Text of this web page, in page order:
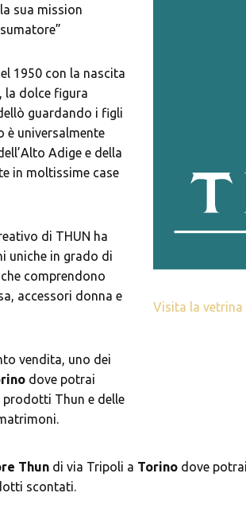
sua mission
1950 con la nascita
la dolce figura
guardando i figli
è universalmente
Adige e della
in moltissime case
di THUN ha
uniche in grado di
comprendono
accessori donna e
vendita, uno dei
dove potrai
Thun e delle
Visita la vetrina
Thun di via Tripoli a Torino dove
scontati.